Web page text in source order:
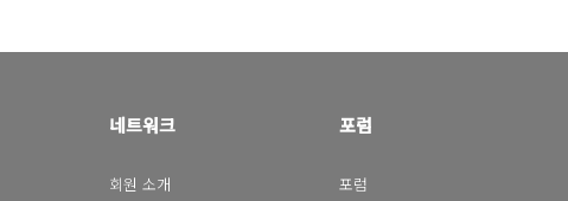
네트워크
회원 소개
포럼
포럼